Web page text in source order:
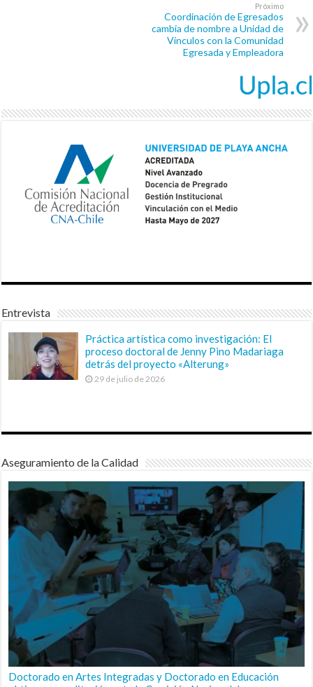
Próximo
Coordinación de Egresados
cambia de nombre a Unidad de
Vínculos con la Comunidad
Egresada y Empleadora
Entrevista
Práctica artística como investigación: El
proceso doctoral de Jenny Pino Madariaga
detrás del proyecto «Alterung»
29 de julio de 2026
Aseguramiento de la Calidad
Doctorado en Artes Integradas y Doctorado en Educación